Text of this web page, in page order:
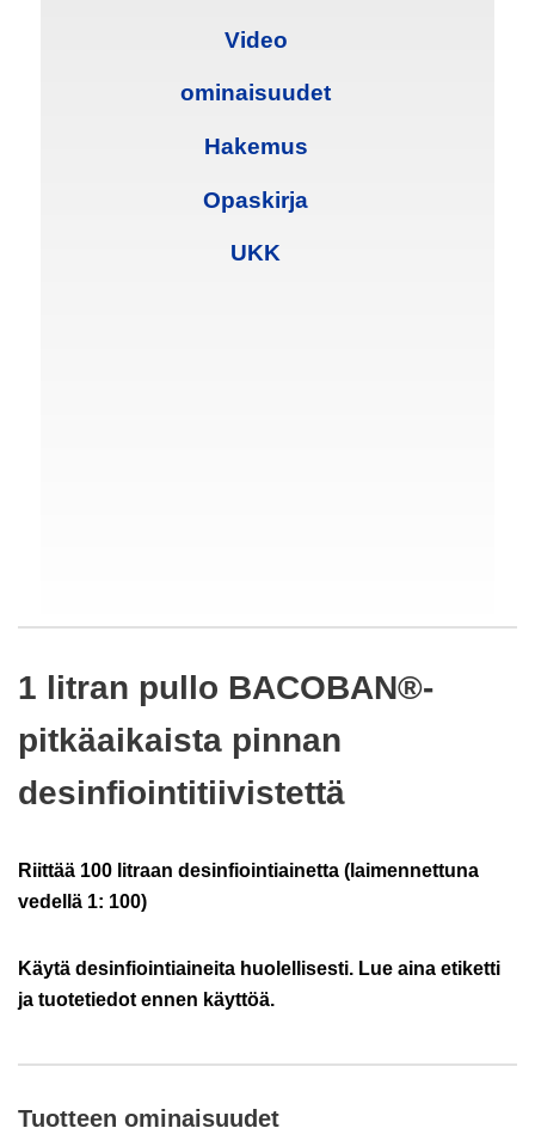
Video
ominaisuudet
Hakemus
Opaskirja
UKK
1 litran pullo BACOBAN®-
pitkäaikaista pinnan
desinfiointitiivistettä
Riittää 100 litraan desinfiointiainetta (laimennettuna
vedellä 1: 100)
Käytä desinfiointiaineita huolellisesti. Lue aina etiketti
ja tuotetiedot ennen käyttöä.
Tuotteen ominaisuudet